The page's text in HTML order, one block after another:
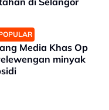
Media Khas Op
minyak